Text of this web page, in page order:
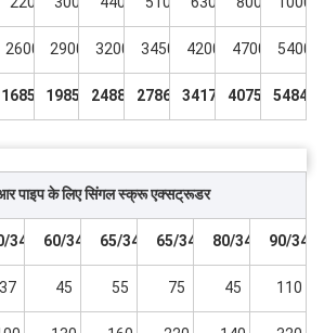
2600 2900 3200 3450 4200 4700 5400
16850 19850 24880 27860 34170 40750 54840
पाइप के लिए सिंगल स्क्रू एक्सट्रूडर
34 60/34 65/34 65/34 80/34 90/34
37 45 55 75 45 110